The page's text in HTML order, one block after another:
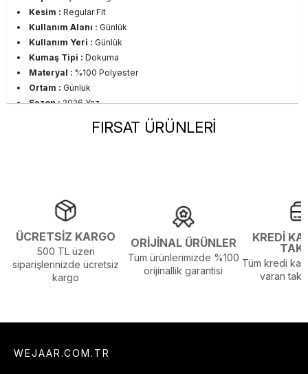
Kesim : Regular Fit
Kullanım Alanı : Günlük
Kullanım Yeri : Günlük
Kumaş Tipi : Dokuma
Materyal : %100 Polyester
Ortam : Günlük
Sezon :2026 Yaz
Görsel Açıklaması :Stüdyo Çekim Ortamında Bulunan Işık ve
FIRSAT ÜRÜNLERİ
ÜCRETSİZ KARGO
500 TL üzeri
siparişlerinizde ücretsiz
kargo
ORİJİNAL ÜRÜNLER
Tüm ürünlerimizde %100
orijinallik garantisi
KREDİ
Tüm kredi
varan
WEJAAR.COM.TR